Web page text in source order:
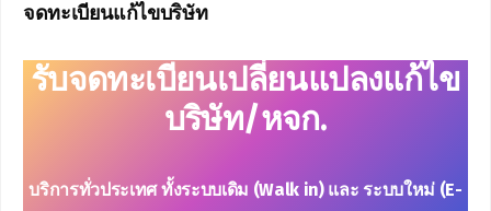
จดทะเบียนแก้ไขบริษัท
รับจดทะเบียนเปลี่ยนแปลงแก้ไข
บริษัท/หจก.
บริการทั่วประเทศ ทั้งระบบเดิม (Walk in) และ ระบบใหม่ (E-